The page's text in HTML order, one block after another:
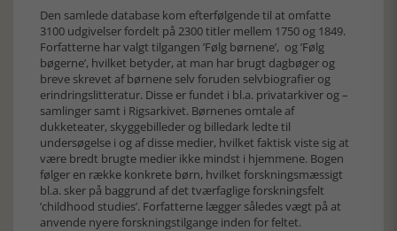
Den samlede database kom efterfølgende til at omfatte
3100 udgivelser fordelt på 2300 titler mellem 1750 og 1849.
Forfatterne har valgt tilgangen ’Følg børnene’, og ’Følg
bøgerne’, hvilket betyder, at man har brugt dagbøger og
breve skrevet af børnene selv foruden selvbiografier og
erindringslitteratur. Disse er fundet i bl.a. privatarkiver og –
samlinger samt i Rigsarkivet. Børnenes omtale af
dukketeater, skyggebilleder og billedark ledte til
undersøgelse i og af disse medier, hvilket faktisk viste sig at
være bredt brugte medier ikke mindst i hjemmene. Bogen
følger en række konkrete børn, hvilket forskningsmæssigt
bl.a. sker på baggrund af det tværfaglige forskningsfelt
’childhood studies’. Forfatterne lægger således vægt på at
anvende nyere forskningstilgange inden for feltet.